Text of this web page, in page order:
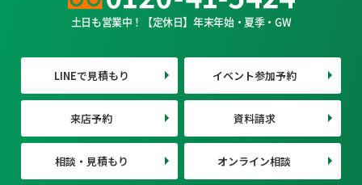
土日も営業中！【定休日】年末年始・夏季・GW
LINEで見積もり イベント参加予約
来店予約 資料請求
相談・見積もり オンライン相談